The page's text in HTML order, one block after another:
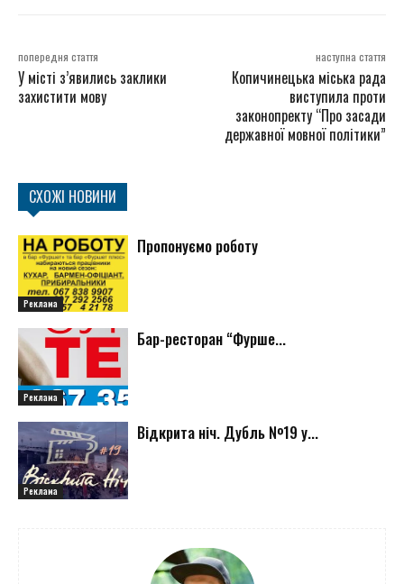
попередня стаття
У місті з’явились заклики
захистити мову
наступна стаття
Копичинецька міська рада
виступила проти
законопректу “Про засади
державної мовної політики”
СХОЖІ НОВИНИ
Реклама
Пропонуємо роботу
Реклама
Бар-ресторан “Фурше...
Реклама
Відкрита ніч. Дубль №19 у...